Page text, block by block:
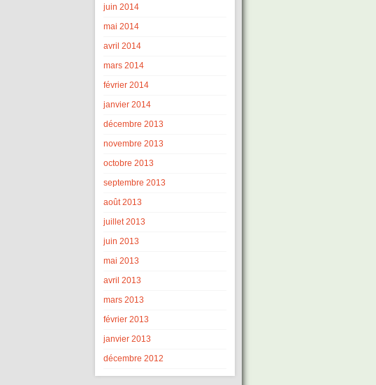
juin 2014
mai 2014
avril 2014
mars 2014
février 2014
janvier 2014
décembre 2013
novembre 2013
octobre 2013
septembre 2013
août 2013
juillet 2013
juin 2013
mai 2013
avril 2013
mars 2013
février 2013
janvier 2013
décembre 2012